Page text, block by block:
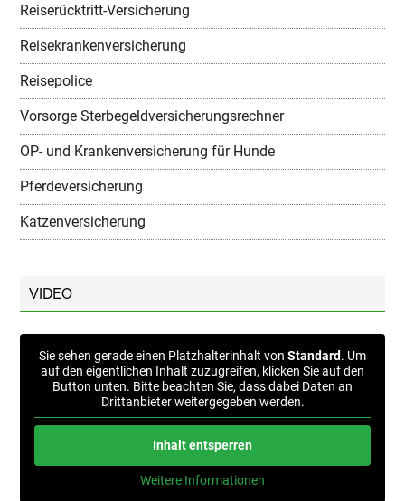
Reiserücktritt-Versicherung
Reisekrankenversicherung
Reisepolice
Vorsorge Sterbegeldversicherungsrechner
OP- und Krankenversicherung für Hunde
Pferdeversicherung
Katzenversicherung
VIDEO
Sie sehen gerade einen Platzhalterinhalt von Standard. Um
auf den eigentlichen Inhalt zuzugreifen, klicken Sie auf den
Button unten. Bitte beachten Sie, dass dabei Daten an
Drittanbieter weitergegeben werden.
Inhalt entsperren
Weitere Informationen